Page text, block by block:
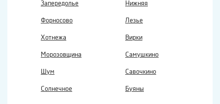
Запередолье Нижняя
Форносово Лезье
Хотнежа Вирки
Морозовщина Самушкино
Шум Савочкино
Солнечное Буяны